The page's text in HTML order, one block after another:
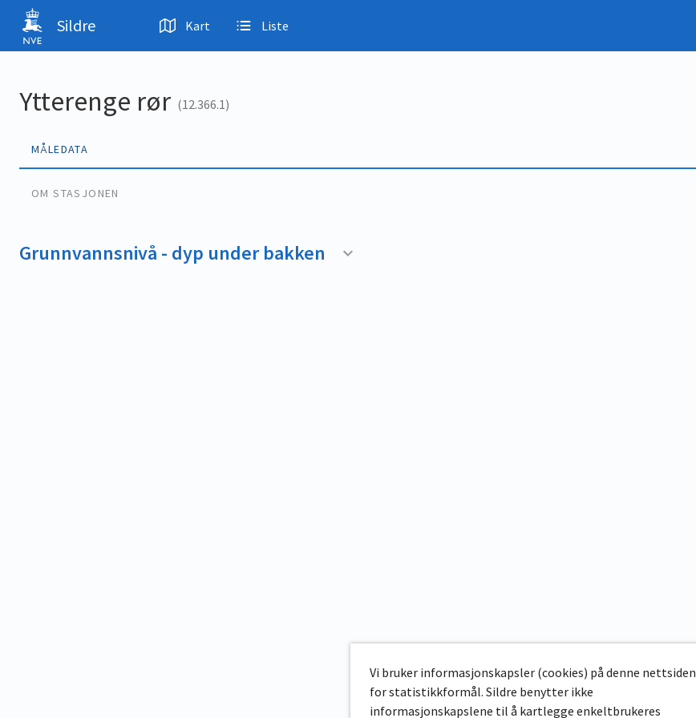
Hopp til hovedinnhold
Sildre Kart Liste
Ytterenge rør (12.366.1)
MÅLEDATA
OM STASJONEN
Grunnvannsnivå - dyp under bakken
Vi bruker informasjonskapsler (cookies) på denne nettsiden
for statistikkformål. Sildre benytter ikke
informasjonskapslene til å kartlegge enkeltbrukeres